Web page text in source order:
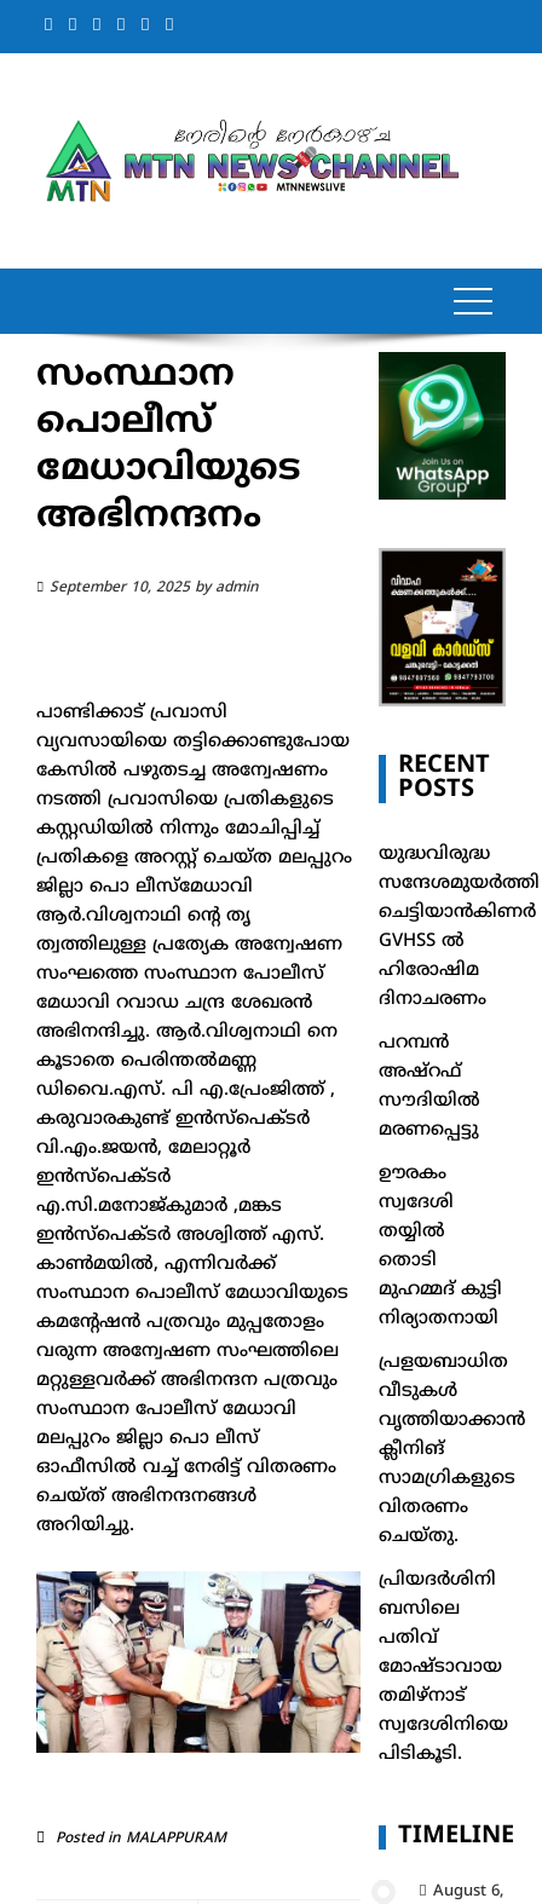
സംസ്ഥാന
പൊലീസ്
മേധാവിയുടെ
അഭിനന്ദനം
September 10, 2025by admin
പാണ്ടിക്കാട് പ്രവാസി
വ്യവസായിയെ തട്ടിക്കൊണ്ടുപോയ
കേസില്‍ പഴുതടച്ച അന്വേഷണം
നടത്തി പ്രവാസിയെ പ്രതികളുടെ
കസ്റ്റഡിയില്‍ നിന്നും മോചിപ്പിച്ച്‌
പ്രതികളെ അറസ്റ്റ് ചെയ്ത മലപ്പുറം
ജില്ലാ പൊ ലീസ്മേധാവി
ആര്‍.വിശ്വനാഥി ന്റെ തൃ
ത്വത്തിലുള്ള പ്രത്യേക അന്വേഷണ
സംഘത്തെ സംസ്ഥാന പോലീസ്
മേധാവി റവാഡ ചന്ദ്ര ശേഖരൻ
അഭിനന്ദിച്ചു. ആര്‍.വിശ്വനാഥി നെ
കൂടാതെ പെരിന്തല്‍മണ്ണ
ഡിവൈ.എസ്. പി എ.പ്രേംജിത്ത് ,
കരുവാരകുണ്ട് ഇന്‍സ്പെക്ടര്‍
വി.എം.ജയന്‍, മേലാറ്റൂര്‍
ഇന്‍സ്പെക്ടര്‍
എ.സി.മനോജ്കുമാര്‍ ,മങ്കട
ഇന്‍സ്പെക്ടര്‍ അശ്വിത്ത് എസ്.
കാണ്‍മയില്‍, എന്നിവര്‍ക്ക്
സംസ്ഥാന പൊലീസ് മേധാവിയുടെ
കമന്‍റേഷന്‍ പത്രവും മുപ്പതോളം
വരുന്ന അന്വേഷണ സംഘത്തിലെ
മറ്റുള്ളവര്‍ക്ക് അഭിനന്ദന പത്രവും
സംസ്ഥാന പോലീസ് മേധാവി
മലപ്പുറം ജില്ലാ പൊ ലീസ്
ഓഫീസില്‍ വച്ച്‌ നേരിട്ട് വിതരണം
ചെയ്ത് അഭിനന്ദനങ്ങള്‍
അറിയിച്ചു.
Posted in MALAPPURAM
RECENT
POSTS
യുദ്ധവിരുദ്ധ
സന്ദേശമുയർത്തി
ചെട്ടിയാൻകിണർ
GVHSS ൽ
ഹിരോഷിമ
ദിനാചരണം
പറമ്പൻ
അഷ്‌റഫ്
സൗദിയിൽ
മരണപ്പെട്ടു
ഊരകം
സ്വദേശി
തയ്യിൽ
തൊടി
മുഹമ്മദ് കുട്ടി
നിര്യാതനായി
പ്രളയബാധിത
വീടുകൾ
വൃത്തിയാക്കാൻ
ക്ലീനിങ്
സാമഗ്രികളുടെ
വിതരണം
ചെയ്തു.
പ്രിയദർശിനി
ബസിലെ
പതിവ്
മോഷ്ടാവായ
തമിഴ്നാട്
സ്വദേശിനിയെ
പിടികൂടി.
TIMELINE
August 6,